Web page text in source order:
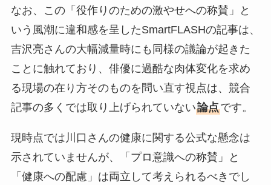
なお、この「役作りのための激やせへの称賛」と
いう風潮に違和感を呈したSmartFLASHの記事は、
吉沢亮さんの大幅減量時にも同様の議論が起きた
ことに触れており、俳優に過酷な肉体変化を求め
る現場の在り方そのものを問い直す視点は、競合
記事の多くでは取り上げられていない論点です。
現時点では川口さんの健康に関する公式な懸念は
示されていませんが、「プロ意識への称賛」と
「健康への配慮」は両立して考えられるべきでし